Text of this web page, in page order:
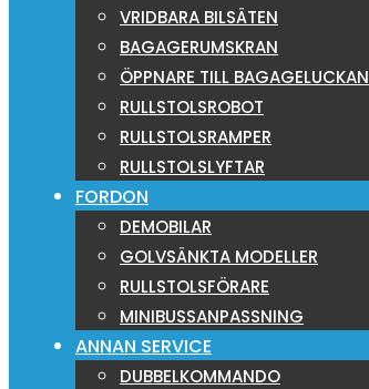
VRIDBARA BILSÄTEN
BAGAGERUMSKRAN
ÖPPNARE TILL BAGAGELUCKAN
RULLSTOLSROBOT
RULLSTOLSRAMPER
RULLSTOLSLYFTAR
FORDON
DEMOBILAR
GOLVSÄNKTA MODELLER
RULLSTOLSFÖRARE
MINIBUSSANPASSNING
ANNAN SERVICE
DUBBELKOMMANDO